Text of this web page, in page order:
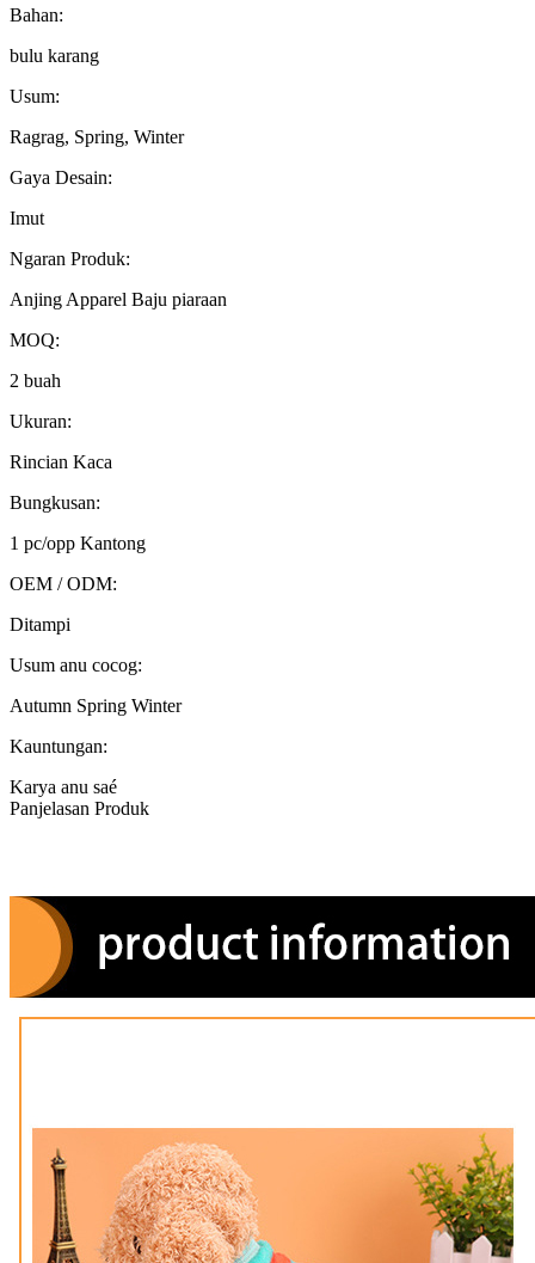
Bahan:
bulu karang
Usum:
Ragrag, Spring, Winter
Gaya Desain:
Imut
Ngaran Produk:
Anjing Apparel Baju piaraan
MOQ:
2 buah
Ukuran:
Rincian Kaca
Bungkusan:
1 pc/opp Kantong
OEM / ODM:
Ditampi
Usum anu cocog:
Autumn Spring Winter
Kauntungan:
Karya anu saé
Panjelasan Produk